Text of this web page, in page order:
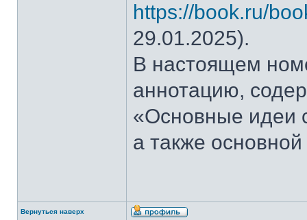
https://book.ru/
29.01.2025).
В настоящем
аннотацию,
«Основные идеи
а также
Вернуться наверх